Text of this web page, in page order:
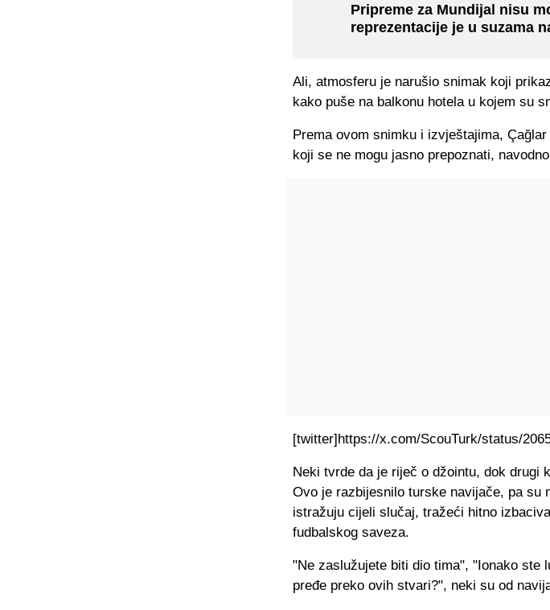
Pripreme za Mundijal nisu
reprezentacije je u suzama
Ali, atmosferu je narušio snimak koji
kako puše na balkonu hotela u kojem su
Prema ovom snimku i izvještajima,
koji se ne mogu jasno prepoznati,
[twitter]https://x.com/ScouTurk/status/
Neki tvrde da je riječ o džointu, dok drugi
Ovo je razbijesnilo turske navijače, pa su
istražuju cijeli slučaj, tražeći hitno
fudbalskog saveza.
"Ne zaslužujete biti dio tima", "Ionako ste
pređe preko ovih stvari?", neki su od